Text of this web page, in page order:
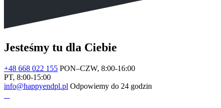
Jesteśmy tu dla Ciebie
+48 668 022 155 PON–CZW, 8:00-16:00
PT, 8:00-15:00
info@happyendpl.pl Odpowiemy do 24 godzin